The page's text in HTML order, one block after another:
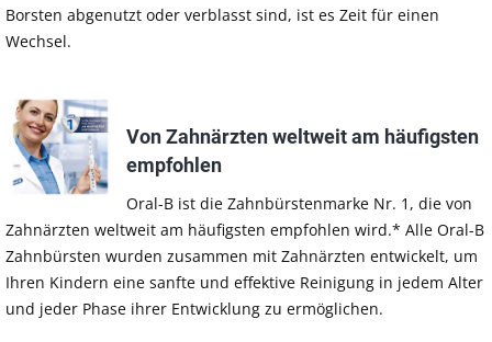
Borsten abgenutzt oder verblasst sind, ist es Zeit für einen
Wechsel.
Von Zahnärzten weltweit am häufigsten
empfohlen
Oral-B ist die Zahnbürstenmarke Nr. 1, die von
Zahnärzten weltweit am häufigsten empfohlen wird.* Alle Oral-B
Zahnbürsten wurden zusammen mit Zahnärzten entwickelt, um
Ihren Kindern eine sanfte und effektive Reinigung in jedem Alter
und jeder Phase ihrer Entwicklung zu ermöglichen.